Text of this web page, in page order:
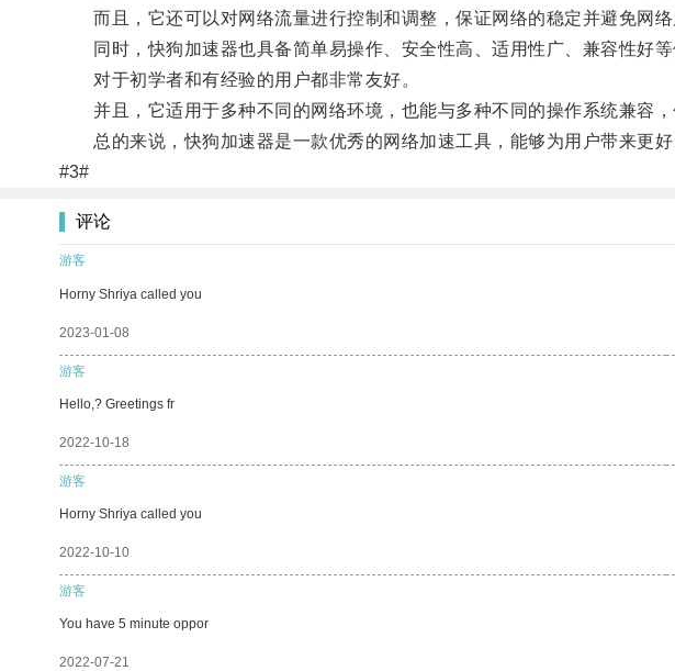
而且，它还可以对网络流量进行控制和调整，保证网络的稳定并避免网络
同时，快狗加速器也具备简单易操作、安全性高、适用性广、兼容性好等
对于初学者和有经验的用户都非常友好。
并且，它适用于多种不同的网络环境，也能与多种不同的操作系统兼容，
总的来说，快狗加速器是一款优秀的网络加速工具，能够为用户带来更好
#3#
评论
游客
Horny Shriya called you
2023-01-08
游客
Hello,? Greetings fr
2022-10-18
游客
Horny Shriya called you
2022-10-10
游客
You have 5 minute oppor
2022-07-21